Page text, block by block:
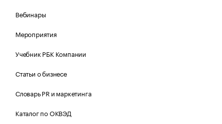
Вебинары
Мероприятия
Учебник РБК Компании
Статьи о бизнесе
Словарь PR и маркетинга
Каталог по ОКВЭД